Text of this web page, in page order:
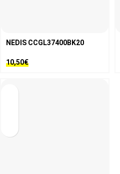
NEDIS CCGL37400BK20
10,50€